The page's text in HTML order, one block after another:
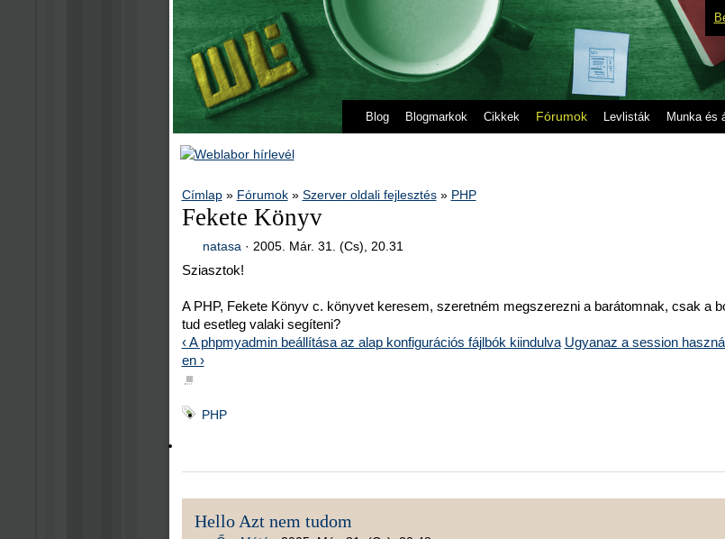
Blog Blogmarkok Cikkek Fórumok Levlisták Munka és
Címlap» Fórumok» Szerver oldali fejlesztés» PHP
Fekete Könyv
natasa · 2005. Már. 31. (Cs), 20.31
Sziasztok!
A PHP, Fekete Könyv c. könyvet keresem, szeretném megszerezni a barátomnak, csak a
tud esetleg valaki segíteni?
‹ A phpmyadmin beállítása az alap konfigurációs fájlbók kiindulva Ugyanaz a session
en ›
■
PHP
Hello Azt nem tudom